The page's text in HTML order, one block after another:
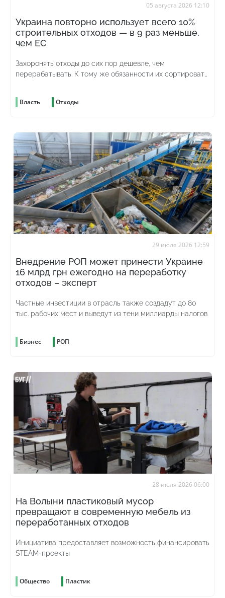
05 августа 2026 12:10
Украина повторно использует всего 10%
строительных отходов — в 9 раз меньше,
чем ЕС
Захоронять отходы до сих пор дешевле, чем
перерабатывать. К тому же обязанности их сортировать
Власть Отходы
29 июля 2026 12:59
Внедрение РОП может принести Украине
16 млрд грн ежегодно на переработку
отходов – эксперт
Частные инвестиции в отрасль также создадут до 80
тыс. рабочих мест и выведут из тени миллиарды налогов
Бизнес РОП
28 июля 2026 06:00
На Волыни пластиковый мусор
превращают в современную мебель из
переработанных отходов
Инициатива предоставляет возможность финансировать
STEAM-проекты
Общество Пластик